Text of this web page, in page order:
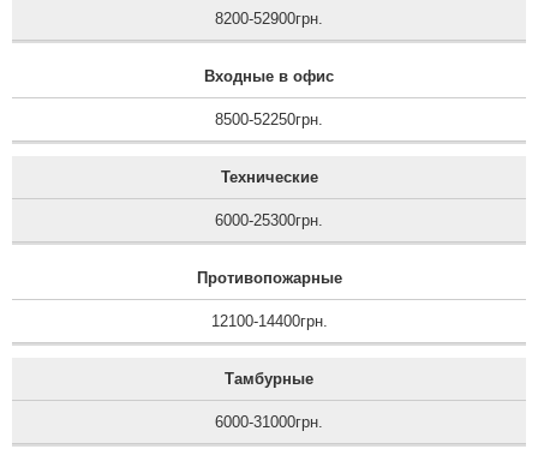
8200-52900грн.
Входные в офис
8500-52250грн.
Технические
6000-25300грн.
Противопожарные
12100-14400грн.
Тамбурные
6000-31000грн.